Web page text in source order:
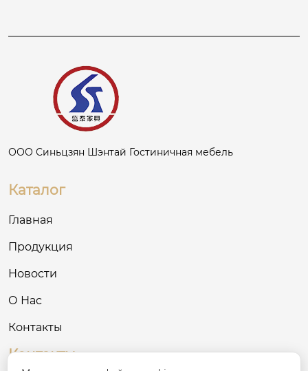
ООО Синьцзян Шэнтай Гостиничная мебель
Каталог
Главная
Продукция
Новости
О Нас
Контакты
Контакты